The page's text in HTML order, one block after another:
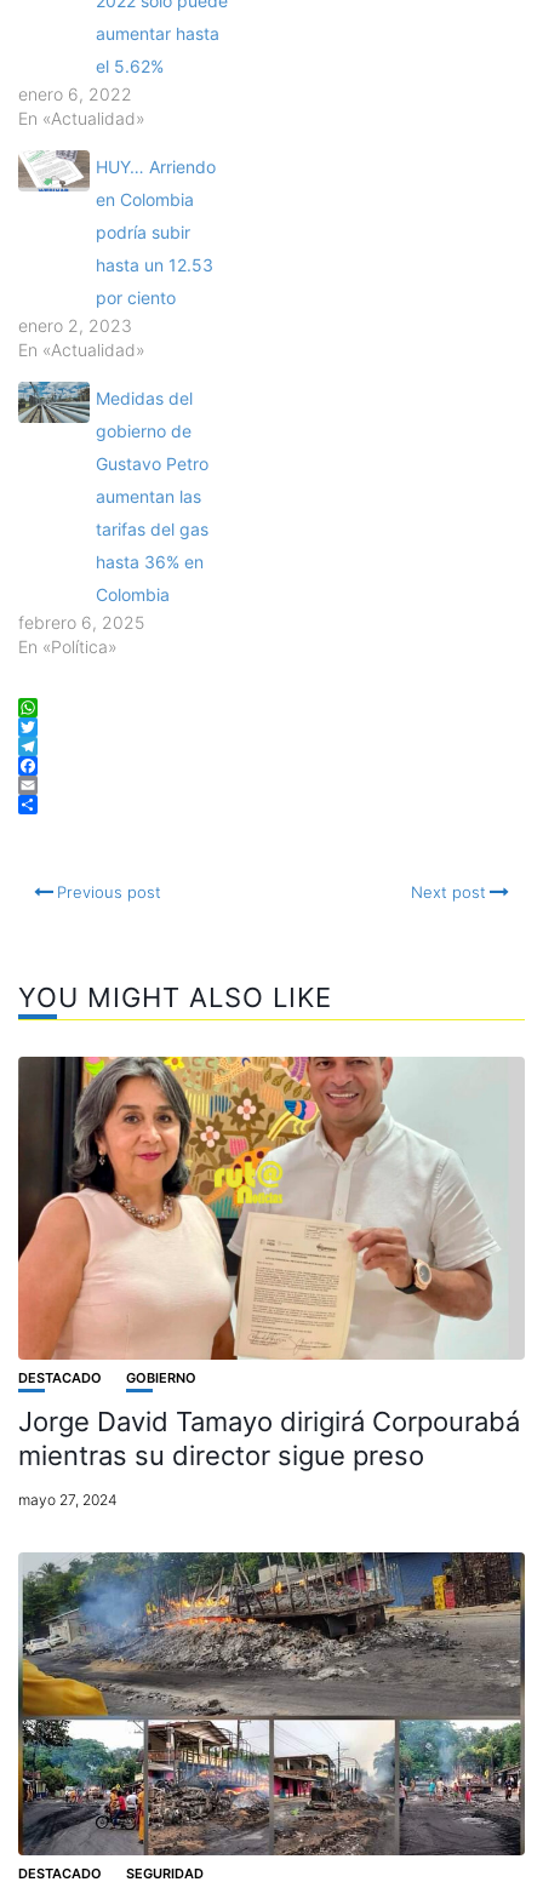
aumentar hasta
el 5.62%
enero 6, 2022
En «Actualidad»
HUY… Arriendo
en Colombia
podría subir
hasta un 12.53
por ciento
enero 2, 2023
En «Actualidad»
Medidas del
gobierno de
Gustavo Petro
aumentan las
tarifas del gas
hasta 36% en
Colombia
febrero 6, 2025
En «Política»
WhatsApp
Twitter
Telegram
Facebook
Email
Previous post Next post
YOU MIGHT ALSO LIKE
DESTACADO GOBIERNO
Jorge David Tamayo dirigirá Corpourabá
mientras su director sigue preso
mayo 27, 2024
DESTACADO SEGURIDAD